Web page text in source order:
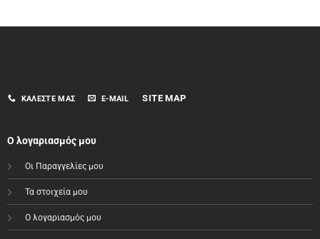
ΚΑΛΈΣΤΕ ΜΑΣ E-MAIL SITE MAP
Ο λογαριασμός μου
Οι Παραγγελίες μου
Τα στοιχεία μου
Ο λογαριασμός μου